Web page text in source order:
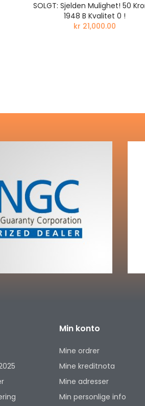
SOLGT: Sjelden Mulighet! 50
1948 B Kvalitet 0 !
kr 21,000.00
Min konto
Mine ordrer
Mine kreditnota
Mine adresser
Min personlige info